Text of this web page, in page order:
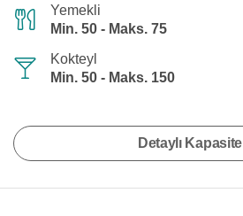
Yemekli
Min. 50 - Maks. 75
Kokteyl
Min. 50 - Maks. 150
Detaylı Kapasite